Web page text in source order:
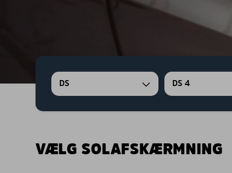
DS DS 4
VÆLG SOLAFSKÆRMNING